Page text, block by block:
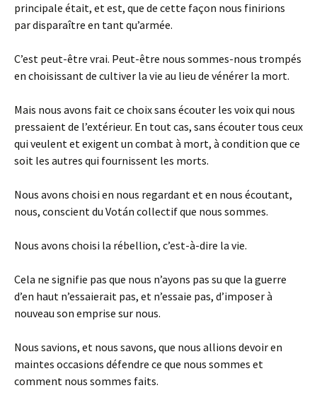
principale était, et est, que de cette façon nous finirions
par disparaître en tant qu’armée.
C’est peut-être vrai. Peut-être nous sommes-nous trompés
en choisissant de cultiver la vie au lieu de vénérer la mort.
Mais nous avons fait ce choix sans écouter les voix qui nous
pressaient de l’extérieur. En tout cas, sans écouter tous ceux
qui veulent et exigent un combat à mort, à condition que ce
soit les autres qui fournissent les morts.
Nous avons choisi en nous regardant et en nous écoutant,
nous, conscient du Votán collectif que nous sommes.
Nous avons choisi la rébellion, c’est-à-dire la vie.
Cela ne signifie pas que nous n’ayons pas su que la guerre
d’en haut n’essaierait pas, et n’essaie pas, d’imposer à
nouveau son emprise sur nous.
Nous savions, et nous savons, que nous allions devoir en
maintes occasions défendre ce que nous sommes et
comment nous sommes faits.